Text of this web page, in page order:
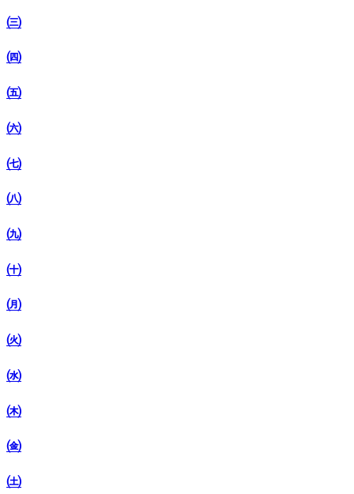
㈢
㈣
㈤
㈥
㈦
㈧
㈨
㈩
㈪
㈫
㈬
㈭
㈮
㈯